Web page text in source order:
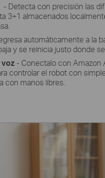
- Detecta con precisión las
3+1 almacenados
automáticamente a la
y se reinicia justo donde
- Conectalo con Amazon
controlar el robot con
con manos libres.